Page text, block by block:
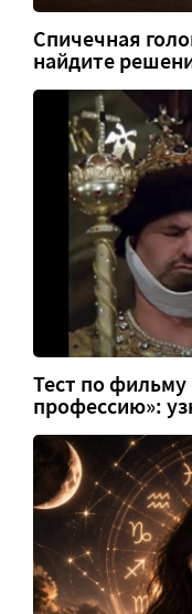
Спичечная
найдите
Тест по фильму
профессию»: